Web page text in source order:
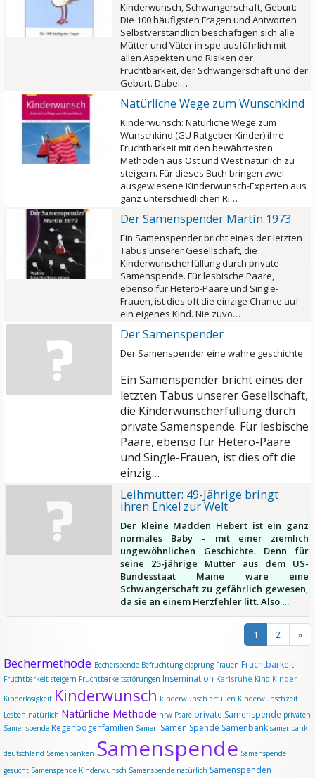
Kinderwunsch, Schwangerschaft, Geburt:
Die 100 häufigsten Fragen und Antworten
Selbstverständlich beschäftigen sich alle
Mütter und Väter in spe ausführlich mit
allen Aspekten und Risiken der
Fruchtbarkeit, der Schwangerschaft und der
Geburt. Dabei…
Natürliche Wege zum Wunschkind
Kinderwunsch: Natürliche Wege zum
Wunschkind (GU Ratgeber Kinder) ihre
Fruchtbarkeit mit den bewährtesten
Methoden aus Ost und West natürlich zu
steigern. Für dieses Buch bringen zwei
ausgewiesene Kinderwunsch-Experten aus
ganz unterschiedlichen Ri…
Der Samenspender Martin 1973
Ein Samenspender bricht eines der letzten
Tabus unserer Gesellschaft, die
Kinderwunscherfüllung durch private
Samenspende. Für lesbische Paare,
ebenso für Hetero-Paare und Single-
Frauen, ist dies oft die einzige Chance auf
ein eigenes Kind. Nie zuvo…
Der Samenspender
Der Samenspender eine wahre geschichte
Ein Samenspender bricht eines der
letzten Tabus unserer Gesellschaft,
die Kinderwunscherfüllung durch
private Samenspende. Für lesbische
Paare, ebenso für Hetero-Paare
und Single-Frauen, ist dies oft die
einzig…
Leihmutter: 49-Jährige bringt
ihren Enkel zur Welt
Der kleine Madden Hebert ist ein ganz
normales Baby – mit einer ziemlich
ungewöhnlichen Geschichte. Denn für
seine 25-jährige Mutter aus dem US-
Bundesstaat Maine wäre eine
Schwangerschaft zu gefährlich gewesen,
da sie an einem Herzfehler litt. Also …
1 2 »
Bechermethode Becherspende Befruchtung eisprung Frauen Fruchtbarkeit
Fruchtbarkeit steigern Fruchtbarkeitsstörungen Insemination Karlsruhe Kind Kinder
Kinderlosigkeit Kinderwunsch kinderwunsch erfüllen Kinderwunschzeit
Lesben natürlich Natürliche Methode nrw Paare private Samenspende privaten
Samenspende Regenbogenfamilien Samen Samen Spende Samenbank samenbank
deutschland Samenbanken Samenspende Samenspende
gesucht Samenspende Kinderwunsch Samenspende natürlich Samenspenden